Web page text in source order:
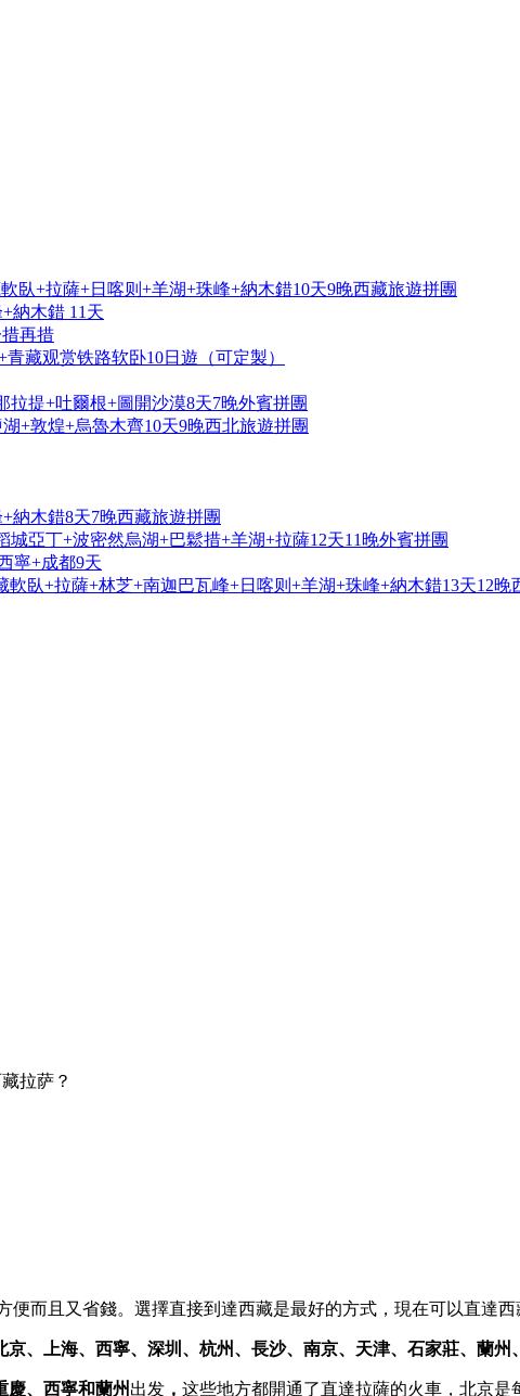
臥+拉薩+日喀则+羊湖+珠峰+納木錯10天9晚西藏旅遊拼團
納木錯 11天
再措
藏观赏铁路软卧10日遊（可定製）
提+吐爾根+圖開沙漠8天7晚外賓拼團
+敦煌+烏魯木齊10天9晚西北旅遊拼團
納木錯8天7晚西藏旅遊拼團
城亞丁+波密然烏湖+巴鬆措+羊湖+拉薩12天11晚外賓拼團
寧+成都9天
臥+拉薩+林芝+南迦巴瓦峰+日喀则+羊湖+珠峰+納木錯13天12晚
拉萨？
而且又省錢。選擇直接到達西藏是最好的方式，現在可以直達西
京、上海、西寧、深圳、杭州、長沙、南京、天津、石家莊、蘭州
慶、西寧和蘭州 出发 ， 这些地方都開通了直達拉薩的火車，北京是